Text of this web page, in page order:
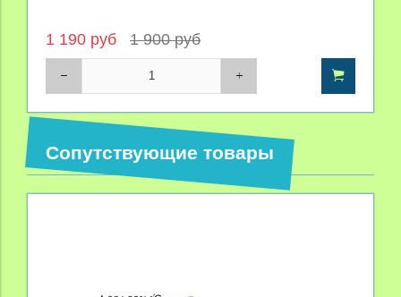
1 190 руб 1 900 руб
Сопутствующие товары